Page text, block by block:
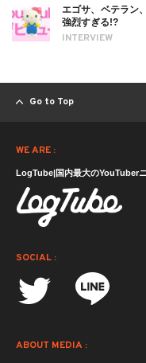
INTERVIEW
エゴサ、ベテラン
強烈すぎる!?
Go to Top
WE ARE :
LogTube|国内最大のYouTuber
SOCIAL :
ABOUT MEDIA :